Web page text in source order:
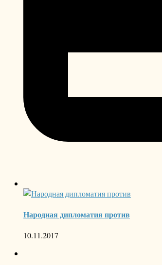
Народная дипломатия против
10.11.2017